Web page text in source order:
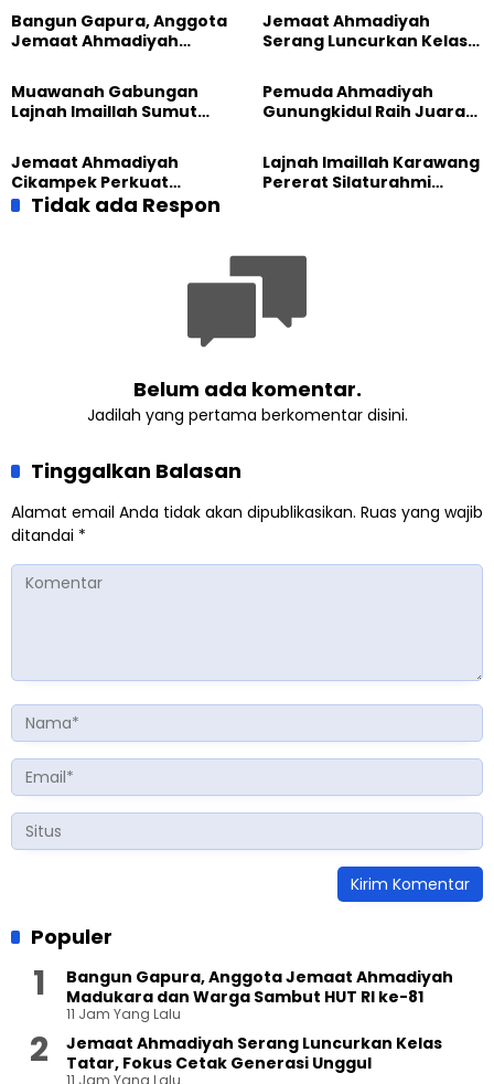
Bangun Gapura, Anggota
Jemaat Ahmadiyah
Sambut HUT RI ke-81
Jemaat Ahmadiyah
Serang Luncurkan Kelas
Generasi Unggul
Muawanah Gabungan
Lajnah Imaillah Sumut
hingga Edukasi Tangani
Sampah
Pemuda Ahmadiyah
Gunungkidul Raih Juara
Jemaat Ahmadiyah
Cikampek Perkuat
Komitmen Bangun Masjid
Lajnah Imaillah Karawang
Pererat Silaturahmi
Tidak ada Respon
Belum ada komentar.
Jadilah yang pertama berkomentar disini.
Tinggalkan Balasan
Alamat email Anda tidak akan dipublikasikan. Ruas yang wajib
ditandai *
Populer
Bangun Gapura, Anggota Jemaat Ahmadiyah
Madukara dan Warga Sambut HUT RI ke-81
11 Jam Yang Lalu
Jemaat Ahmadiyah Serang Luncurkan Kelas
Tatar, Fokus Cetak Generasi Unggul